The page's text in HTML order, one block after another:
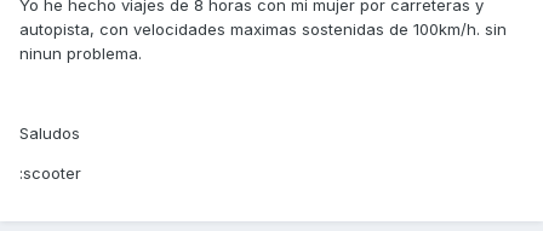
Yo he hecho viajes de 8 horas con mi mujer por carreteras y
autopista, con velocidades maximas sostenidas de 100km/h. sin
ninun problema.
Saludos
:scooter